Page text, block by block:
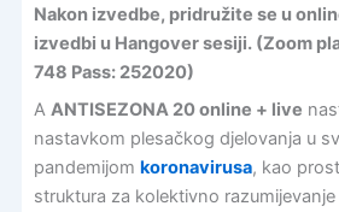
Nakon izvedbe, pridružite se u
izvedbi u Hangover sesiji. (Zoom
748 Pass: 252020)
A ANTISEZONA 20 online + live
nastavkom plesačkog djelovanja u
pandemijom koronavirusa, kao
struktura za kolektivno